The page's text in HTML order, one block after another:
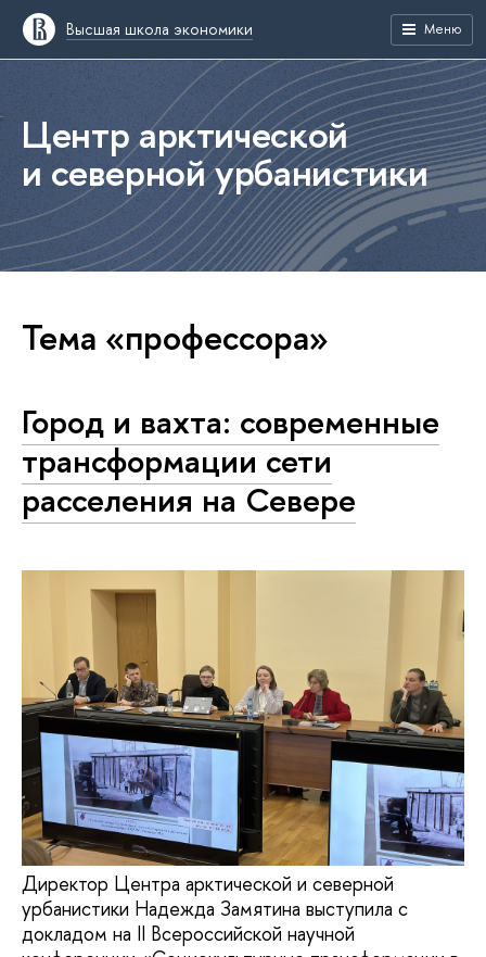
Высшая школа экономики Меню
Центр арктической
и северной урбанистики
Тема «профессора»
Город и вахта: современные
трансформации сети
расселения на Севере
Директор Центра арктической и северной
урбанистики Надежда Замятина выступила с
докладом на II Всероссийской научной